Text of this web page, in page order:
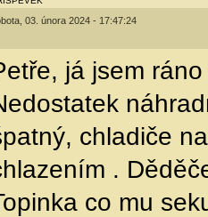
03. února 2024 - 17:47:24
já jsem
chladiče
.
co mu